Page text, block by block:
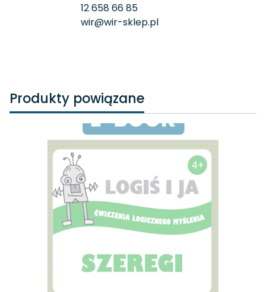
12 658 66 85
wir@wir-sklep.pl
Produkty powiązane